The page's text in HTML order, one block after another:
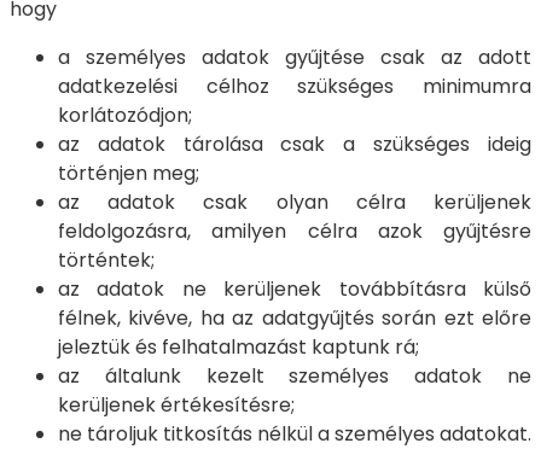
hogy
a személyes adatok gyűjtése csak az adott
adatkezelési célhoz szükséges minimumra
korlátozódjon;
az adatok tárolása csak a szükséges ideig
történjen meg;
az adatok csak olyan célra kerüljenek
feldolgozásra, amilyen célra azok gyűjtésre
történtek;
az adatok ne kerüljenek továbbításra külső
félnek, kivéve, ha az adatgyűjtés során ezt előre
jeleztük és felhatalmazást kaptunk rá;
az általunk kezelt személyes adatok ne
kerüljenek értékesítésre;
ne tároljuk titkosítás nélkül a személyes adatokat.